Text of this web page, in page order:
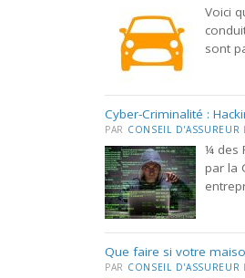
Voici
sont
Cyber-Criminalité :
PAR CONSEIL D'ASSUREUR
¼ des
par la
Que faire si votre
PAR CONSEIL D'ASSUREUR